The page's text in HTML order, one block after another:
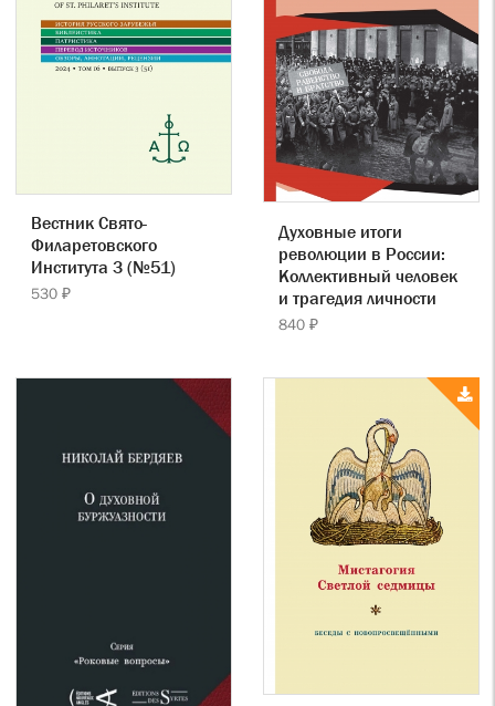
Вестник Свято-
Филаретовского
Института 3 (№51)
530 ₽
Духовные итоги
революции в России:
Коллективный человек
и трагедия личности
840 ₽